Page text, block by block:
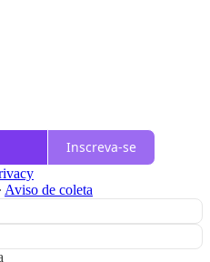
Inscreva-se
∙ Aviso de coleta